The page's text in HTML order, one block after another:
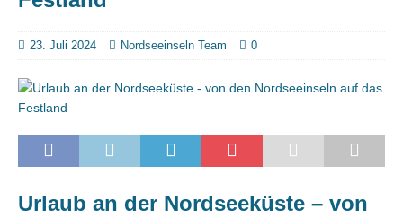
23. Juli 2024 Nordseeinseln Team 0
Urlaub an der Nordseeküste – von